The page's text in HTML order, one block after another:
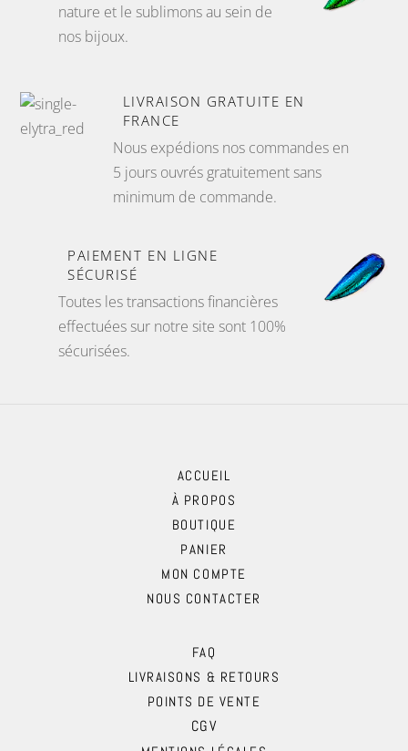
nature et le sublimons au sein de
nos bijoux.
LIVRAISON GRATUITE EN
FRANCE
Nous expédions nos commandes en
5 jours ouvrés gratuitement sans
minimum de commande.
PAIEMENT EN LIGNE
SÉCURISÉ
Toutes les transactions financières
effectuées sur notre site sont 100%
sécurisées.
ACCUEIL
À PROPOS
BOUTIQUE
PANIER
MON COMPTE
NOUS CONTACTER
FAQ
LIVRAISONS & RETOURS
POINTS DE VENTE
CGV